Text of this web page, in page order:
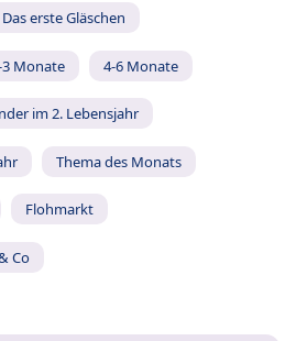
Das erste Gläschen
3 Monate 4-6 Monate
im 2. Lebensjahr
Thema des Monats
Flohmarkt
Co